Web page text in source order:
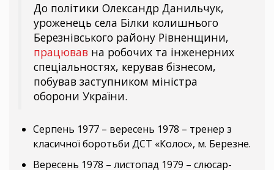
До політики Олександр Данильчук,
уроженець села Білки колишнього
Березнівського району Рівненщини,
працював на робочих та інженерних
спеціальностях, керував бізнесом,
побував заступником міністра
оборони України.
Серпень 1977 – вересень 1978 – тренер з
класичної боротьби ДСТ «Колос», м. Березне.
Вересень 1978 – листопад 1979 – слюсар-